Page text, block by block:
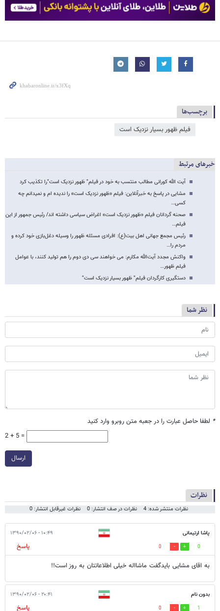
برچسب‌ها
فیلم ظهور بسیار نزدیک است
خبرهای مرتبط
آیت الله کورانی مطالب منتسب به خود در فیلم" ظهور نزدیک است"را تکذیب کرد
مشایی در پاسخ به خبرآنلاین: فیلم «ظهور نزدیک است» را ندیده ام و نمیدانم چه
کسی…
صحنه گردانان فیلم «ظهور نزدیک است» اغراض سیاسی داشته اند/ رئیس جمهور از این
فیلم…
رئیس مجمع جهانی اهل بیت(ع): افرادی مسئله ظهور را وسیله دغل‌بازی خود کرده و
مردم را…
واکنش مجدد آیت‌الله مکارم: می خواهند سی دی دوم را هم تولید کنند، با عوامل
فیلم ظهور…
دستگیری کارگردان فیلم" ظهور بسیار نزدیک است"
نظر شما
* لطفا حاصل عبارت را در جعبه متن روبرو وارد کنید
2 + 5 =
ارسال
نظرات
نظرات منتشر شده: 4 نظرات در صف انتشار: 0 نظرات غیرقابل انتشار: 0
پاشا ارتیمانی ۱۰:۴۹ - ۱۳۹۰/۰۲/۰۶
0
0
پاسخ
به اقای مشایی بایدگفت ماشااله خیلی اطلاعاتتان به روز است!!
بدون نام ۲۰:۴۱ - ۱۳۹۰/۰۲/۰۶
1
0
پاسخ